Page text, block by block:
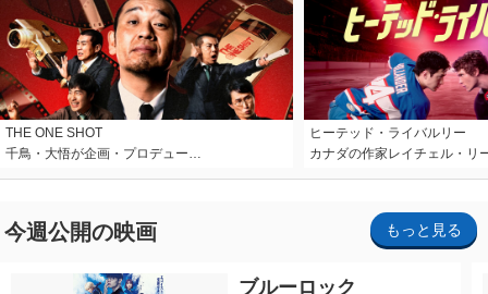
THE ONE SHOT
千鳥・大悟が企画・プロデュー…
ヒーテッド・ライバルリー
カナダの作家レイチェル・リ
今週公開の映画 もっと見る
ブルーロック